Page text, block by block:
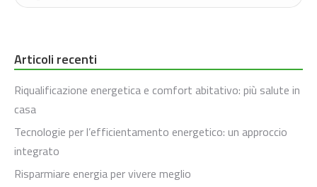
Articoli recenti
Riqualificazione energetica e comfort abitativo: più salute in
casa
Tecnologie per l’efficientamento energetico: un approccio
integrato
Risparmiare energia per vivere meglio